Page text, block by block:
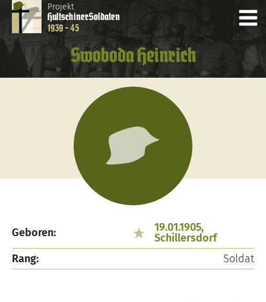
Projekt
HultschinerSoldaten
1939 - 45
Swoboda Heinrich
Geboren:
19.01.1905,
Schillersdorf
Rang:
Soldat